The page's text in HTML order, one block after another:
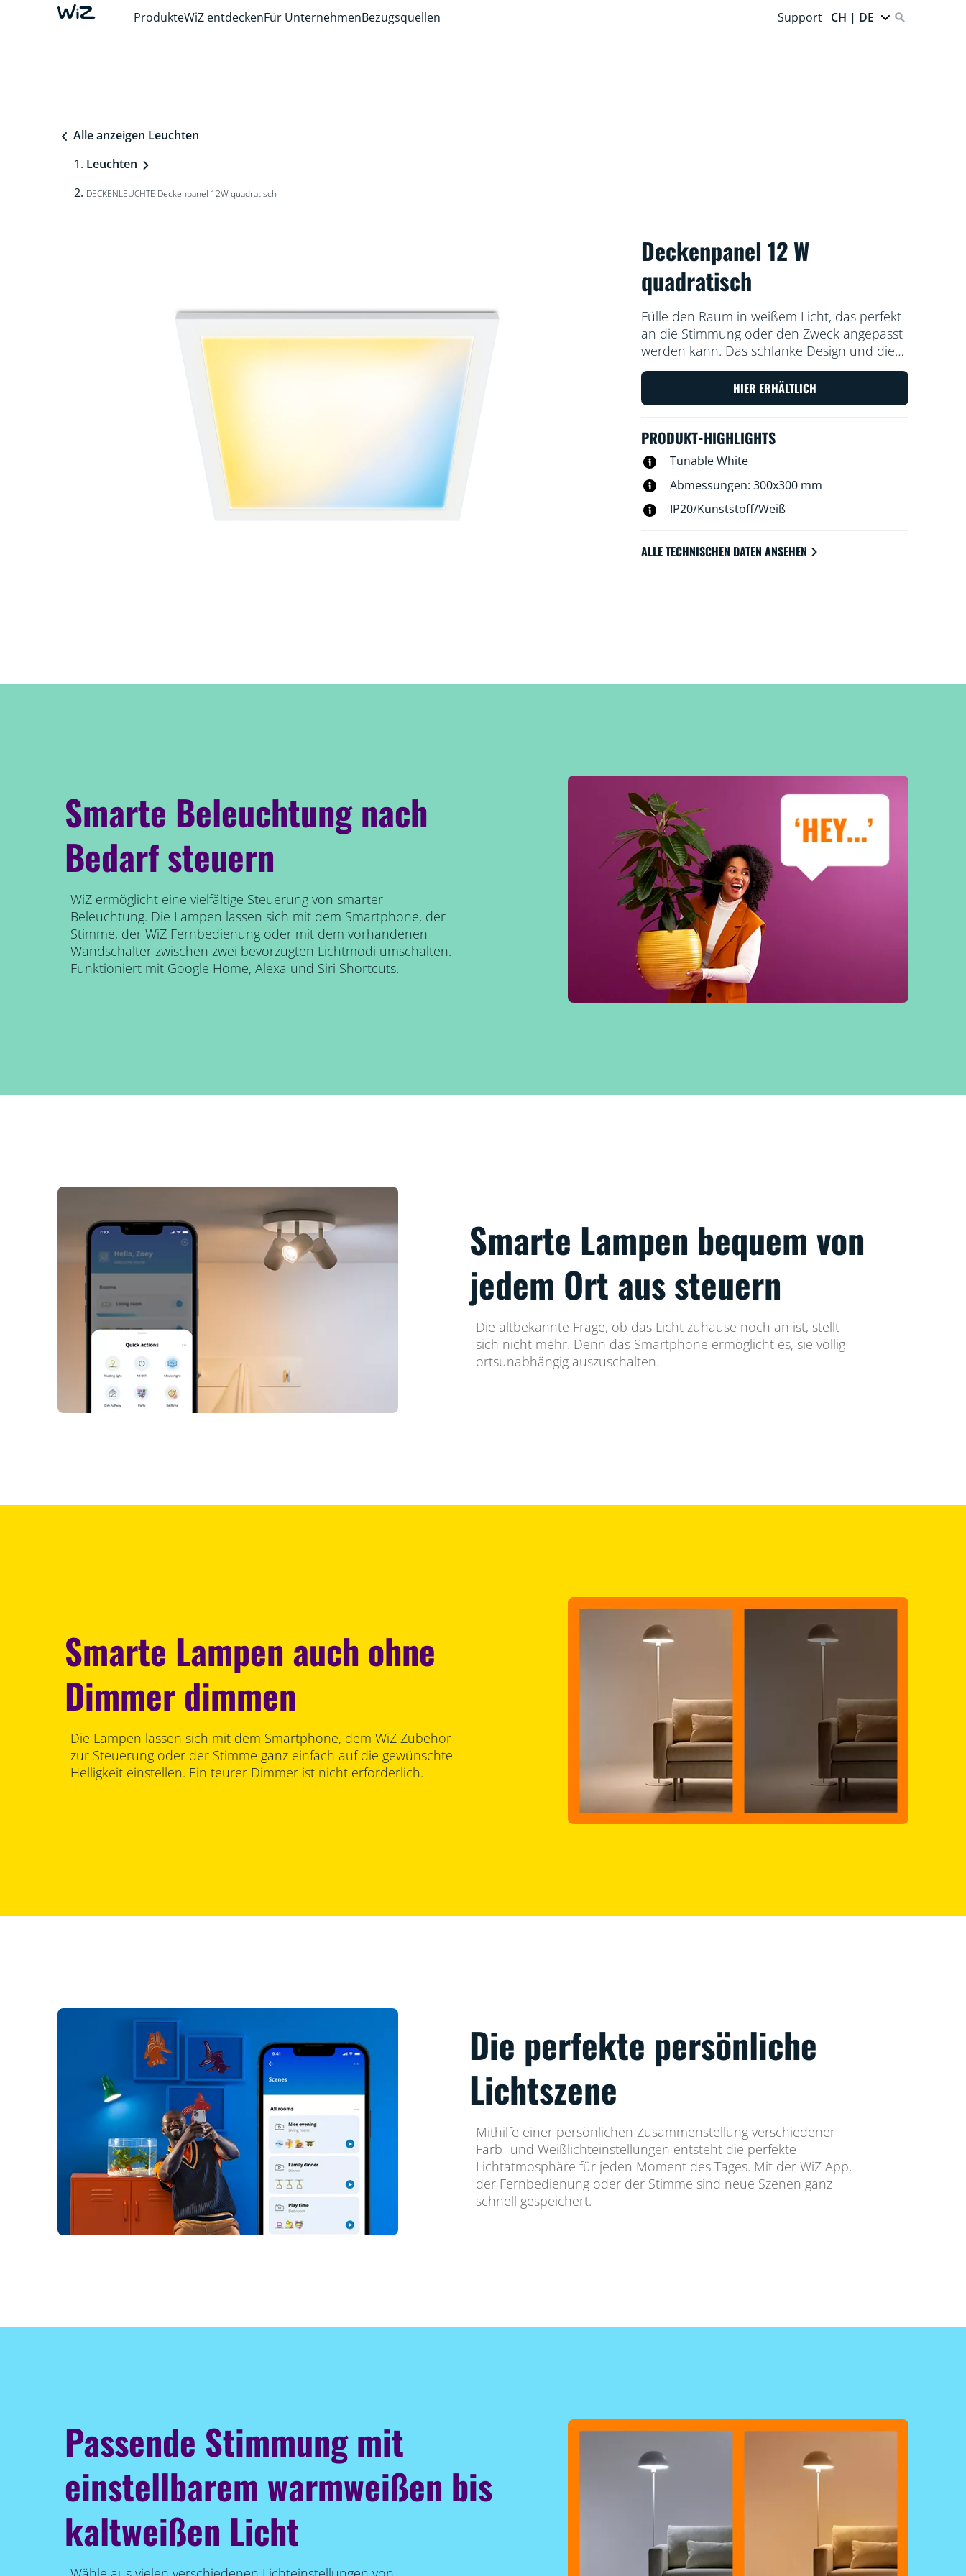
ProdukteWiZ entdeckenFür UnternehmenBezugsquellen Support CH | DE
Alle anzeigen Leuchten
Leuchten
DECKENLEUCHTE Deckenpanel 12W quadratisch
Deckenpanel 12 W
quadratisch
Fülle den Raum in weißem Licht, das perfekt
an die Stimmung oder den Zweck angepasst
werden kann. Das schlanke Design und die
einfache Installation machen diese Leuchten
zu einem komfortablen und hervorragend
passenden Teil des Raums.
HIER ERHÄLTLICH
PRODUKT-HIGHLIGHTS
Tunable White
Abmessungen: 300x300 mm
IP20/Kunststoff/Weiß
ALLE TECHNISCHEN DATEN ANSEHEN
Smarte Beleuchtung nach
Bedarf steuern
WiZ ermöglicht eine vielfältige Steuerung von smarter
Beleuchtung. Die Lampen lassen sich mit dem Smartphone, der
Stimme, der WiZ Fernbedienung oder mit dem vorhandenen
Wandschalter zwischen zwei bevorzugten Lichtmodi umschalten.
Funktioniert mit Google Home, Alexa und Siri Shortcuts.
Smarte Lampen bequem von
jedem Ort aus steuern
Die altbekannte Frage, ob das Licht zuhause noch an ist, stellt
sich nicht mehr. Denn das Smartphone ermöglicht es, sie völlig
ortsunabhängig auszuschalten.
Smarte Lampen auch ohne
Dimmer dimmen
Die Lampen lassen sich mit dem Smartphone, dem WiZ Zubehör
zur Steuerung oder der Stimme ganz einfach auf die gewünschte
Helligkeit einstellen. Ein teurer Dimmer ist nicht erforderlich.
Die perfekte persönliche
Lichtszene
Mithilfe einer persönlichen Zusammenstellung verschiedener
Farb- und Weißlichteinstellungen entsteht die perfekte
Lichtatmosphäre für jeden Moment des Tages. Mit der WiZ App,
der Fernbedienung oder der Stimme sind neue Szenen ganz
schnell gespeichert.
Passende Stimmung mit
einstellbarem warmweißen bis
kaltweißen Licht